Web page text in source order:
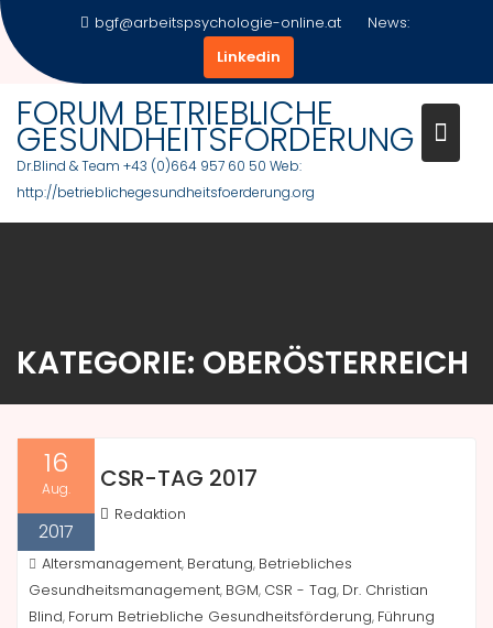
Skip
to
content
bgf@arbeitspsychologie-online.at
News:
Linkedin
FORUM BETRIEBLICHE
GESUNDHEITSFÖRDERUNG
Dr.Blind & Team +43 (0)664 957 60 50 Web:
http://betrieblichegesundheitsfoerderung.org
KATEGORIE: OBERÖSTERREICH
16
Aug.
2017
CSR-TAG 2017
Redaktion
Altersmanagement, Beratung, Betriebliches
Gesundheitsmanagement, BGM, CSR - Tag, Dr. Christian
Blind, Forum Betriebliche Gesundheitsförderung, Führung